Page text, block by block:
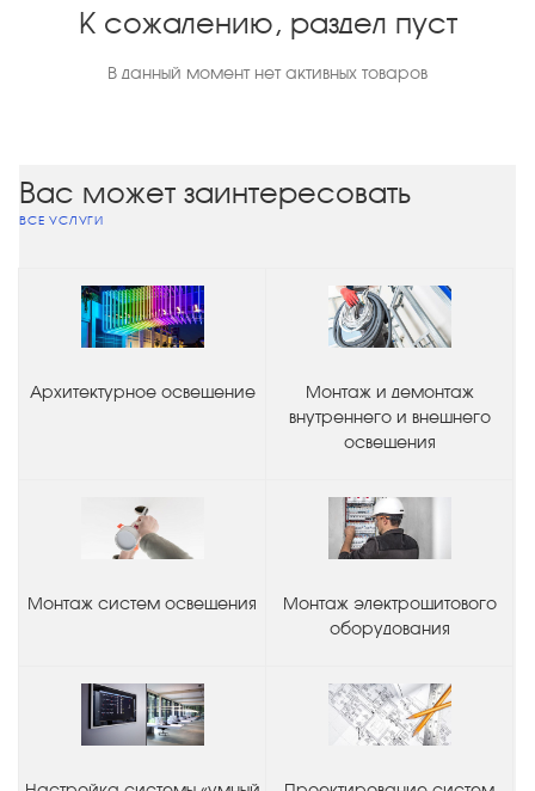
К сожалению, раздел пуст
В данный момент нет активных товаров
Вас может заинтересовать
ВСЕ УСЛУГИ
Архитектурное освещение
Монтаж и демонтаж
внутреннего и внешнего
освещения
Монтаж систем освещения
Монтаж электрощитового
оборудования